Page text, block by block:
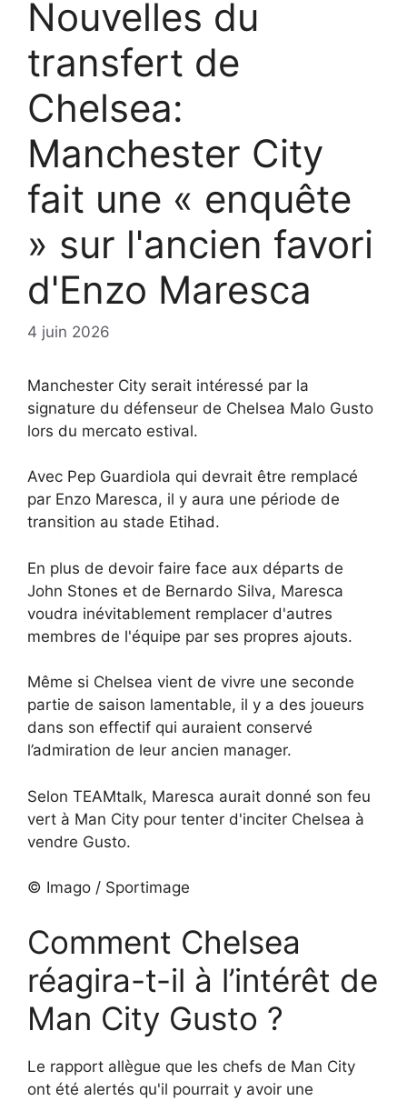
Nouvelles du
transfert de
Chelsea:
Manchester City
fait une « enquête
» sur l'ancien favori
d'Enzo Maresca
4 juin 2026
Manchester City serait intéressé par la
signature du défenseur de Chelsea Malo Gusto
lors du mercato estival.
Avec Pep Guardiola qui devrait être remplacé
par Enzo Maresca, il y aura une période de
transition au stade Etihad.
En plus de devoir faire face aux départs de
John Stones et de Bernardo Silva, Maresca
voudra inévitablement remplacer d'autres
membres de l'équipe par ses propres ajouts.
Même si Chelsea vient de vivre une seconde
partie de saison lamentable, il y a des joueurs
dans son effectif qui auraient conservé
l’admiration de leur ancien manager.
Selon TEAMtalk, Maresca aurait donné son feu
vert à Man City pour tenter d'inciter Chelsea à
vendre Gusto.
© Imago / Sportimage
Comment Chelsea
réagira-t-il à l’intérêt de
Man City Gusto ?
Le rapport allègue que les chefs de Man City
ont été alertés qu'il pourrait y avoir une